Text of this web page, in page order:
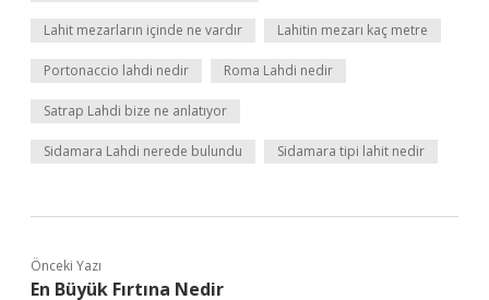
Lahit mezarların içinde ne vardır Lahitin mezarı kaç metre
Portonaccio lahdi nedir Roma Lahdi nedir
Satrap Lahdi bize ne anlatıyor
Sidamara Lahdi nerede bulundu Sidamara tipi lahit nedir
Önceki Yazı
En Büyük Fırtına Nedir